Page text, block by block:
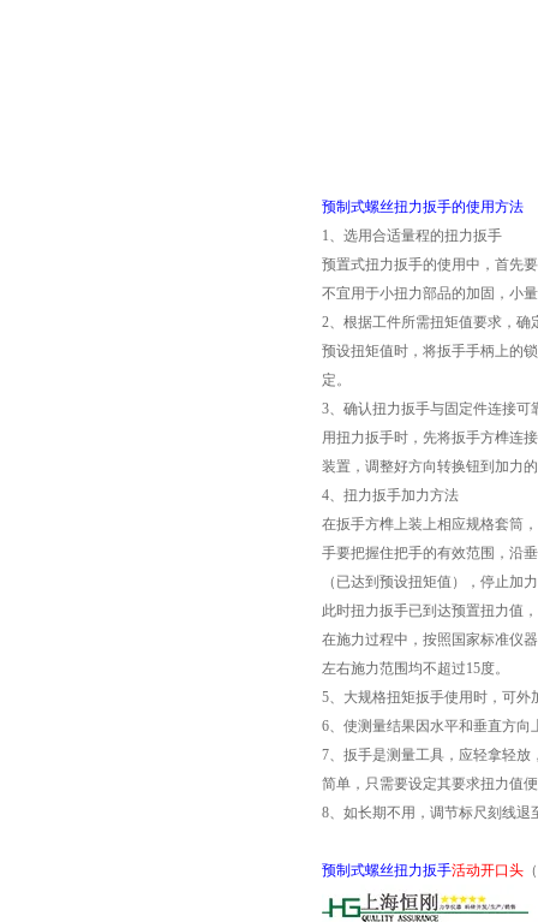
预制式螺丝扭力扳手的使用方法
1、选用合适量程的扭力扳手
预置式扭力扳手的使用中，首先
不宜用于小扭力部品的加固，小
2、根据工件所需扭矩值要求，确
预设扭矩值时，将扳手手柄上的
定。
3、确认扭力扳手与固定件连接可
用扭力扳手时，先将扳手方榫连
装置，调整好方向转换钮到加力
4、扭力扳手加力方法
在扳手方榫上装上相应规格套筒
手要把握住把手的有效范围，沿
（已达到预设扭矩值），停止加
此时扭力扳手已到达预置扭力值
在施力过程中，按照国家标准仪
左右施力范围均不超过15度。
5、大规格扭矩扳手使用时，可外
6、使测量结果因水平和垂直方
7、扳手是测量工具，应轻拿轻
简单，只需要设定其要求扭力值
8、如长期不用，调节标尺刻线
预制式螺丝扭力扳手活动开口头